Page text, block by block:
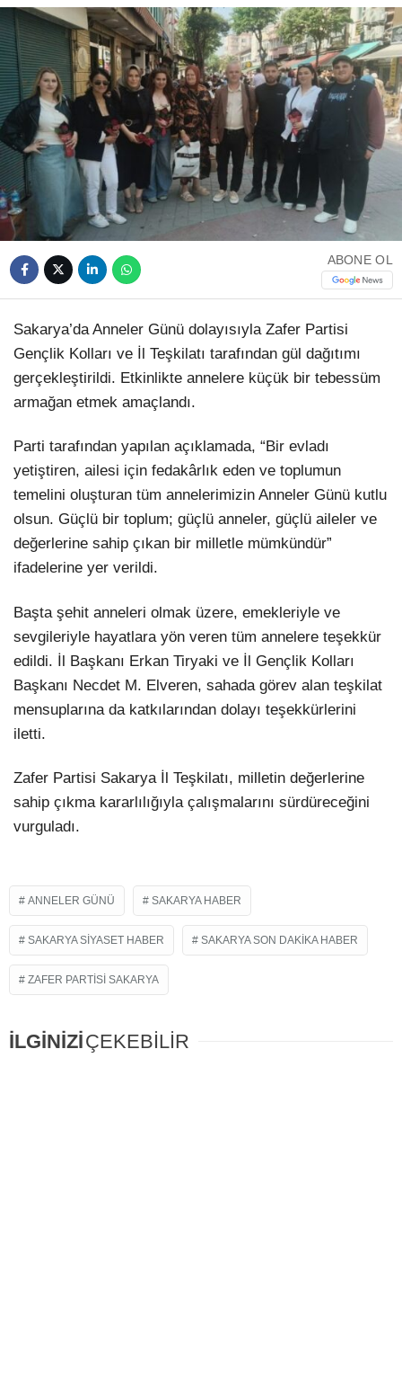
Instagram
Youtube
TikTok
ABONE OL
Sakarya’da Anneler Günü dolayısıyla Zafer Partisi
Gençlik Kolları ve İl Teşkilatı tarafından gül dağıtımı
gerçekleştirildi. Etkinlikte annelere küçük bir tebessüm
armağan etmek amaçlandı.
Parti tarafından yapılan açıklamada, “Bir evladı
yetiştiren, ailesi için fedakârlık eden ve toplumun
temelini oluşturan tüm annelerimizin Anneler Günü kutlu
olsun. Güçlü bir toplum; güçlü anneler, güçlü aileler ve
değerlerine sahip çıkan bir milletle mümkündür”
ifadelerine yer verildi.
Başta şehit anneleri olmak üzere, emekleriyle ve
sevgileriyle hayatlara yön veren tüm annelere teşekkür
edildi. İl Başkanı Erkan Tiryaki ve İl Gençlik Kolları
Başkanı Necdet M. Elveren, sahada görev alan teşkilat
mensuplarına da katkılarından dolayı teşekkürlerini
iletti.
Zafer Partisi Sakarya İl Teşkilatı, milletin değerlerine
sahip çıkma kararlılığıyla çalışmalarını sürdüreceğini
vurguladı.
ANNELER GÜNÜ SAKARYA HABER
SAKARYA SIYASET HABER SAKARYA SON DAKIKA HABER
ZAFER PARTISI SAKARYA
İLGİNİZİÇEKEBİLİR